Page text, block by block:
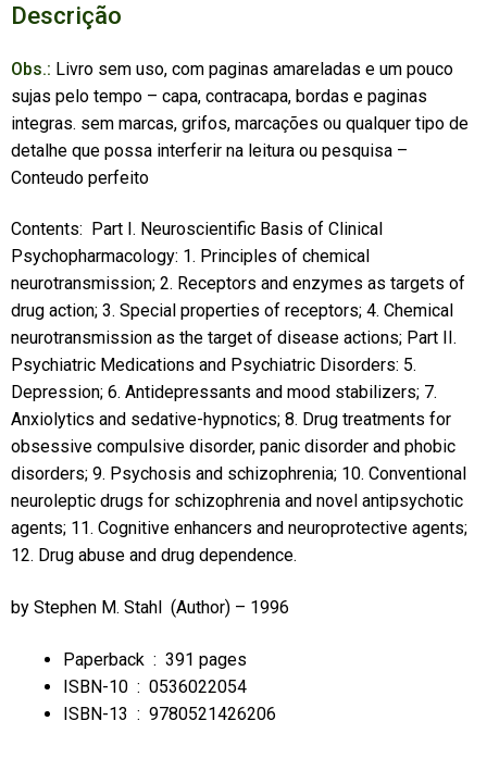
Descrição
Obs.: Livro sem uso, com paginas amareladas e um pouco
sujas pelo tempo – capa, contracapa, bordas e paginas
integras. sem marcas, grifos, marcações ou qualquer tipo de
detalhe que possa interferir na leitura ou pesquisa –
Conteudo perfeito
Contents: Part I. Neuroscientific Basis of Clinical
Psychopharmacology: 1. Principles of chemical
neurotransmission; 2. Receptors and enzymes as targets of
drug action; 3. Special properties of receptors; 4. Chemical
neurotransmission as the target of disease actions; Part II.
Psychiatric Medications and Psychiatric Disorders: 5.
Depression; 6. Antidepressants and mood stabilizers; 7.
Anxiolytics and sedative-hypnotics; 8. Drug treatments for
obsessive compulsive disorder, panic disorder and phobic
disorders; 9. Psychosis and schizophrenia; 10. Conventional
neuroleptic drugs for schizophrenia and novel antipsychotic
agents; 11. Cognitive enhancers and neuroprotective agents;
12. Drug abuse and drug dependence.
by Stephen M. Stahl (Author) – 1996
Paperback ‏ : ‎ 391 pages
ISBN-10 ‏ : ‎ 0536022054
ISBN-13 ‏ : ‎ 9780521426206